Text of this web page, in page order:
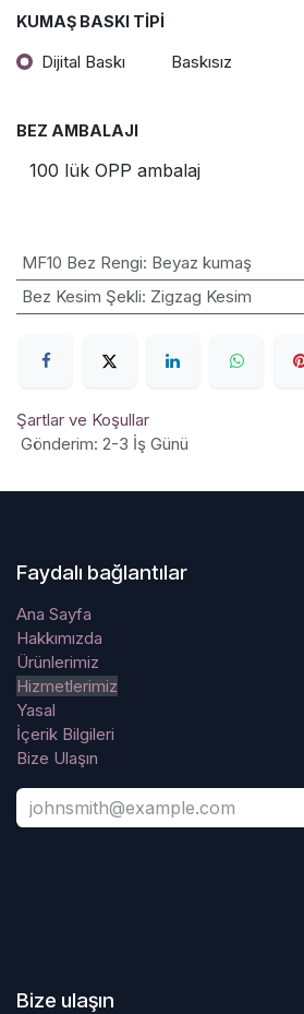
KUMAŞ BASKI TIPI
Dijital Baskı Baskısız
BEZ AMBALAJI
MF10 Bez Rengi: Beyaz kumaş
Bez Kesim Şekli: Zigzag Kesim
Şartlar ve Koşullar
Gönderim: 2-3 İş Günü
Faydalı bağlantılar
Ana Sayfa
Hakkımızda
Ürünlerimiz
Hizmetlerimiz
Yasal
İçerik Bilgileri
Bize Ulaşın
Bize ulaşın